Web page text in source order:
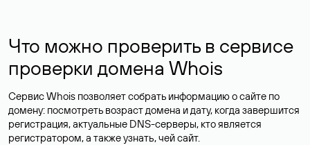
Что можно проверить в сервисе
проверки домена Whois
Сервис Whois позволяет собрать информацию о сайте по
домену: посмотреть возраст домена и дату, когда завершится
регистрация, актуальные DNS-серверы, кто является
регистратором, а также узнать, чей сайт.